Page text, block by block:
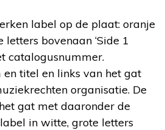
label op de plaat: oranje
bovenaan ‘Side 1
catalogusnummer.
titel en links van het gat
organisatie. De
gat met daaronder de
in witte, grote letters